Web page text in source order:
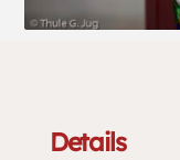
Details